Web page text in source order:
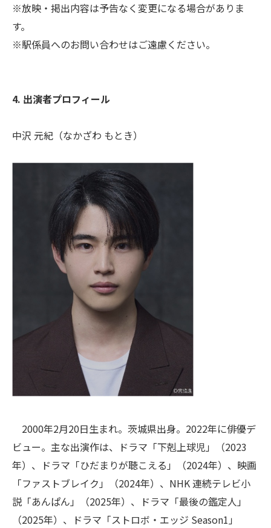
※放映・掲出内容は予告なく変更になる場合がありま
す。
※駅係員へのお問い合わせはご遠慮ください。
4. 出演者プロフィール
中沢 元紀（なかざわ もとき）
2000年2月20日生まれ。茨城県出身。2022年に俳優デ
ビュー。主な出演作は、ドラマ「下剋上球児」（2023
年）、ドラマ「ひだまりが聴こえる」（2024年）、映画
「ファストブレイク」（2024年）、NHK 連続テレビ小
説「あんぱん」（2025年）、ドラマ「最後の鑑定人」
（2025年）、ドラマ「ストロボ・エッジ Season1」